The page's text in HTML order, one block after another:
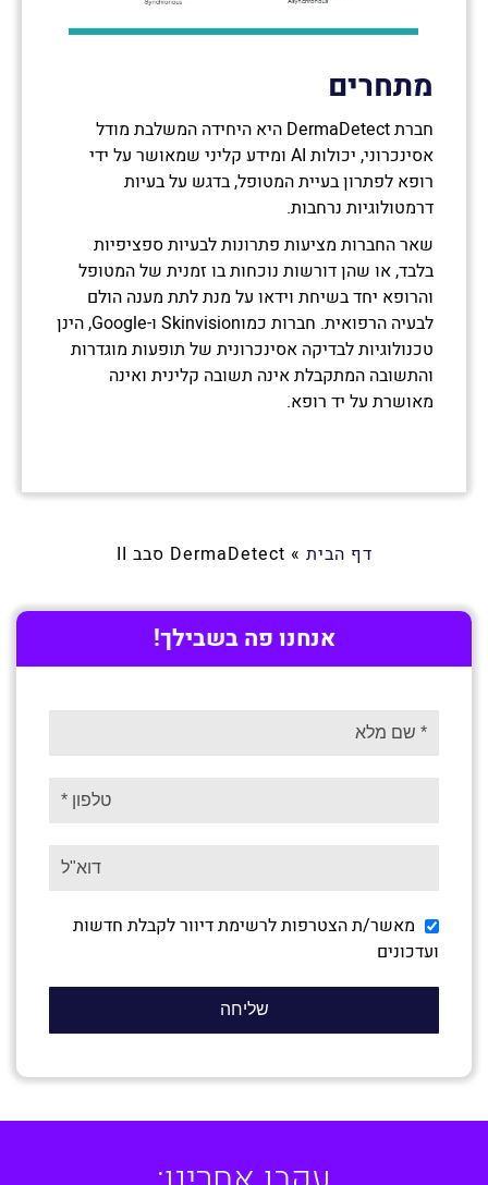
מתחרים
חברת DermaDetect היא היחידה המשלבת מודל
אסינכרוני, יכולות AI ומידע קליני שמאושר על ידי
רופא לפתרון בעיית המטופל, בדגש על בעיות
דרמטולוגיות נרחבות.
שאר החברות מציעות פתרונות לבעיות ספציפיות
בלבד, או שהן דורשות נוכחות בו זמנית של המטופל
והרופא יחד בשיחת וידאו על מנת לתת מענה הולם
לבעיה הרפואית. חברות כמוSkinvision ו-Google, הינן
טכנולוגיות לבדיקה אסינכרונית של תופעות מוגדרות
והתשובה המתקבלת אינה תשובה קלינית ואינה
מאושרת על יד רופא.
דף הבית » DermaDetect סבב II
אנחנו פה בשבילך!
מאשר/ת הצטרפות לרשימת דיוור לקבלת חדשות
ועדכונים